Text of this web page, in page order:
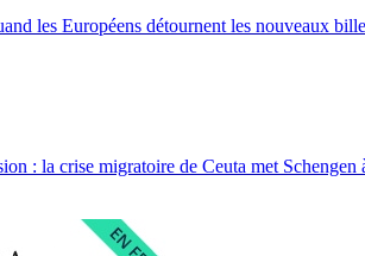
les Européens détournent les nouveaux
: la crise migratoire de Ceuta met Schengen